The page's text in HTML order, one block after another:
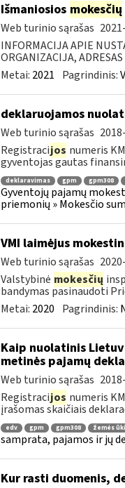
Išmaniosios mokesčių
Web turinio sąrašas
INFORMACIJA APIE
ORGANIZACIJA, ADRESAS
Metai: 2021 Pagrindinis:
deklaruojamos
Web turinio sąrašas
Registracijos numeris
gyventojas gautas
deklaravimas gpm gpm308
Gyventojų pajamų
priemonių » Mokesčio
VMI laimėjus
Web turinio sąrašas
Valstybinė mokesčių
bandymas pasinaudoti
Metai: 2020 Pagrindinis:
Kaip nuolatinis
metinės pajamų
Web turinio sąrašas
Registracijos numeris
įrašomas skaičiais
edv gpm gpm308 žemės
samprata, pajamos ir jų
Kur rasti duomenis,